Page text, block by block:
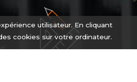
utilisateur. En cliquant
cookies sur votre ordinateur.